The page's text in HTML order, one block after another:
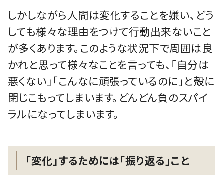
しかしながら人間は変化することを嫌い、どう
しても様々な理由をつけて行動出来ないこと
が多くあります。このような状況下で周囲は良
かれと思って様々なことを言っても、「自分は
悪くない」「こんなに頑張っているのに」と殻に
閉じこもってしまいます。どんどん負のスパイ
ラルになってしまいます。
「変化」するためには「振り返る」こと